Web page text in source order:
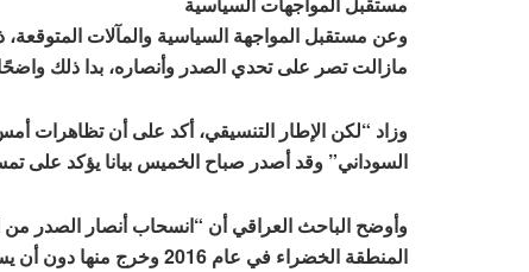
وعن مستقبل المواجهة السياسية والمآلات
مازالت تصر على تحدي الصدر وأنصاره، بدا ذلك
وزاد “لكن الإطار التنسيقي، أكد على أن
السوداني” وقد أصدر صباح الخميس بيانا يؤكد على
وأوضح الباحث العراقي أن “انسحاب أنصار الصدر
المنطقة الخضراء في عام 2016 وخرج منها دون أن يسقط النظام حينها”.